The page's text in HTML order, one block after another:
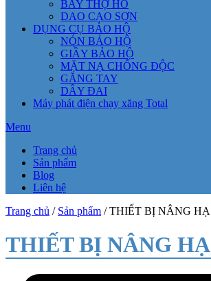
BAY THỢ HỒ
DAO CẠO SƠN
DỤNG CỤ BẢO HỘ
NÓN BẢO HỘ
GIẦY BẢO HỘ
MẶT NẠ CHỐNG ĐỘC
GĂNG TAY
DÂY ĐAI
Máy phát điện chạy xăng Total
Menu
Trang chủ
Sản phẩm
Blog
Liên hệ
Trang chủ / Sản phẩm / THIẾT BỊ NÂNG HẠ
THIẾT BỊ NÂNG HẠ